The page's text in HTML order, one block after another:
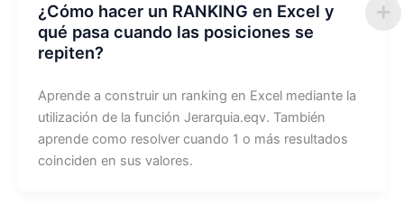
¿Cómo hacer un RANKING en Excel y
qué pasa cuando las posiciones se
repiten?
Aprende a construir un ranking en Excel mediante la
utilización de la función Jerarquia.eqv. También
aprende como resolver cuando 1 o más resultados
coinciden en sus valores.